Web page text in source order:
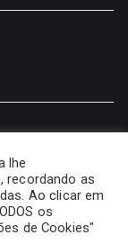
lhe
recordando as
Ao clicar em
os
de Cookies"